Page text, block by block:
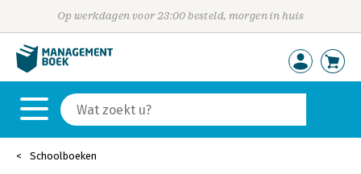
Op werkdagen voor 23:00 besteld, morgen in huis
Schoolboeken